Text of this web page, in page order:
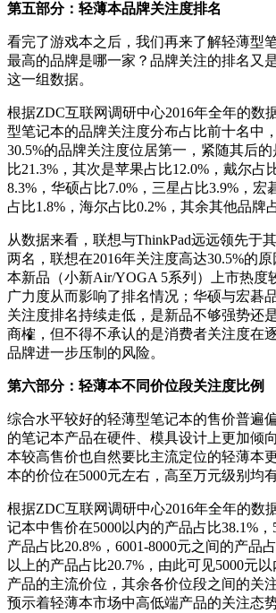
第五部分：轻薄本品牌关注度排名
看完了游戏本之后，我们再来了解轻薄型
最高的品牌是哪一家？品牌关注的排名又
这一组数据。
根据ZDC互联网调研中心2016年全年的数
型笔记本的品牌关注度分布占比前十名中
30.5%的品牌关注度位居第一，紧随其后的
比21.3%，其次是苹果占比12.0%，戴尔占
8.3%，华硕占比7.0%，三星占比3.9%，宏
占比1.8%，海尔占比0.2%，其余其他品牌
从数据来看，联想与ThinkPad远远领先于
两名，联想在2016年关注度高达30.5%的
本新品（小新Air/YOGA 5系列）上市热度
广力度从而影响了排名情况；华硕与宏碁
关注度排名持续走低，是新品不够强势还
商榷，但不得不承认的是消费者关注度在
品牌进一步压制的风险。
第六部分：轻薄本不同价位段关注度比例
综合水平较好的轻薄型笔记本的售价普遍
的笔记本产品在硬件、模具设计上更加倾
本较高售价也自然要比主流定位的轻薄本
本的价位在5000元左右，高至万元级别均
根据ZDC互联网调研中心2016年全年的数
记本中售价在5000以内的产品占比38.1%，
产品占比20.8%，6001-8000元之间的产品
以上的产品占比20.7%，由此可见5000元
产品的主流价位，其余各价位段之间的关
预示着轻薄本市场中高低端产品的关注态